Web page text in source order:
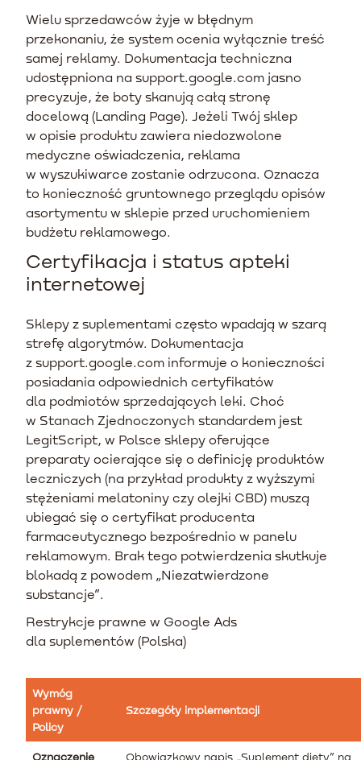
Wielu sprzedawców żyje w błędnym
przekonaniu, że system ocenia wyłącznie treść
samej reklamy. Dokumentacja techniczna
udostępniona na support.google.com jasno
precyzuje, że boty skanują całą stronę
docelową (Landing Page). Jeżeli Twój sklep
w opisie produktu zawiera niedozwolone
medyczne oświadczenia, reklama
w wyszukiwarce zostanie odrzucona. Oznacza
to konieczność gruntownego przeglądu opisów
asortymentu w sklepie przed uruchomieniem
budżetu reklamowego.
Certyfikacja i status apteki
internetowej
Sklepy z suplementami często wpadają w szarą
strefę algorytmów. Dokumentacja
z support.google.com informuje o konieczności
posiadania odpowiednich certyfikatów
dla podmiotów sprzedających leki. Choć
w Stanach Zjednoczonych standardem jest
LegitScript, w Polsce sklepy oferujące
preparaty ocierające się o definicję produktów
leczniczych (na przykład produkty z wyższymi
stężeniami melatoniny czy olejki CBD) muszą
ubiegać się o certyfikat producenta
farmaceutycznego bezpośrednio w panelu
reklamowym. Brak tego potwierdzenia skutkuje
blokadą z powodem „Niezatwierdzone
substancje”.
Restrykcje prawne w Google Ads
dla suplementów (Polska)
Wymóg
prawny /
Policy
Szczegóły implementacji
Oznaczenie Obowiązkowy napis „Suplement diety” na